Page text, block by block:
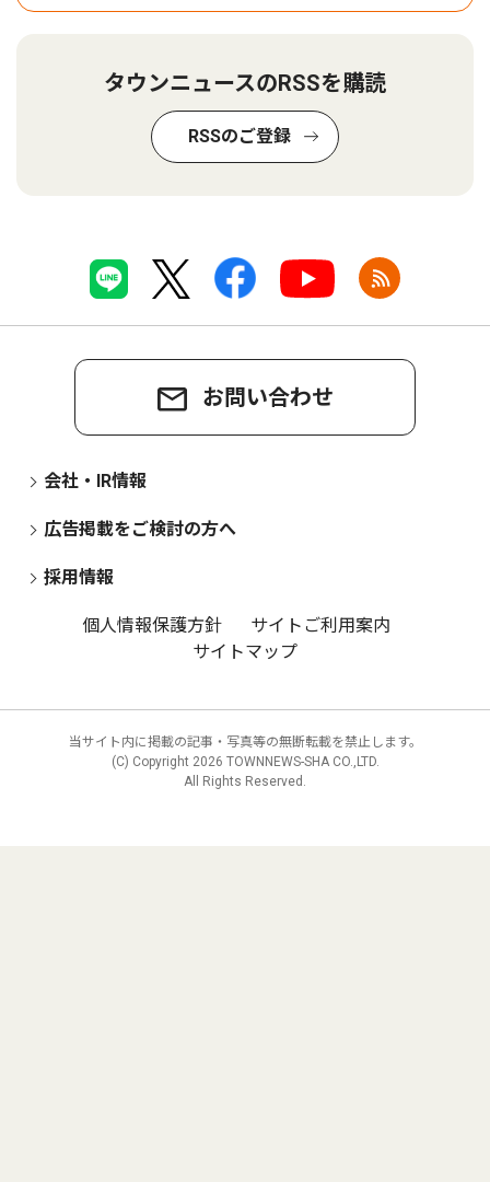
タウンニュースのRSSを購読
RSSのご登録
お問い合わせ
会社・IR情報
広告掲載をご検討の方へ
採用情報
個人情報保護方針
サイトご利用案内
サイトマップ
当サイト内に掲載の記事・写真等の無断転載を禁止します。
(C) Copyright 2026 TOWNNEWS-SHA CO.,LTD.
All Rights Reserved.